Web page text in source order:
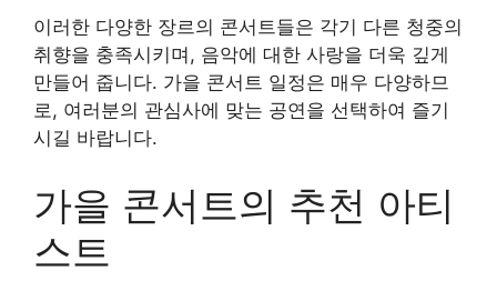
이러한 다양한 장르의 콘서트들은 각기 다른 청중의
취향을 충족시키며, 음악에 대한 사랑을 더욱 깊게
만들어 줍니다. 가을 콘서트 일정은 매우 다양하므
로, 여러분의 관심사에 맞는 공연을 선택하여 즐기
시길 바랍니다.
가을 콘서트의 추천 아티
스트